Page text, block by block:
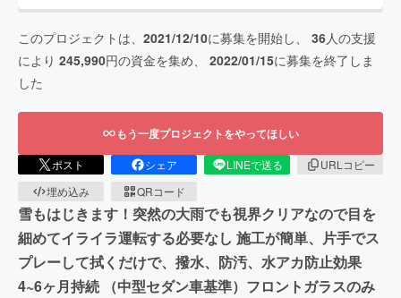
このプロジェクトは、 2021/12/10に募集を開始し、 36人の支援
により 245,990円の資金を集め、 2022/01/15に募集を終了しま
した
もう一度プロジェクトをやってほしい
ポスト シェア LINEで送る
URLコピー
埋め込み
QRコード
雪もはじきます！突然の大雨でも視界クリアなので目を
細めてイライラ運転する必要なし 施工が簡単、片手でス
プレーして拭くだけで、撥水、防汚、水アカ防止効果
4~6ヶ月持続 （中型セダン車基準）フロントガラスのみ